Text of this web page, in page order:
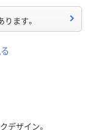
ります。
デザイン。